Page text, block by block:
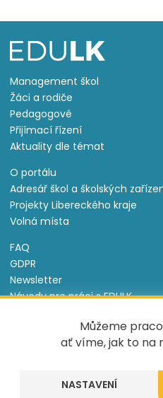
Můžeme
ať víme, jak to na
NASTAVENÍ
Management škol
Žáci a rodiče
Pedagogové
Přijímací řízení
Aktuality dle témat
O portálu
Adresář škol a školských
Projekty Libereckého kraje
Volná místa
FAQ
GDPR
Newsletter
Návody pro práci s EDULK
Nastavení cookies
Informace o souborech cookie
Tento projekt je